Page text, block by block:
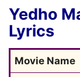
Yedho
Lyrics
Movie Name